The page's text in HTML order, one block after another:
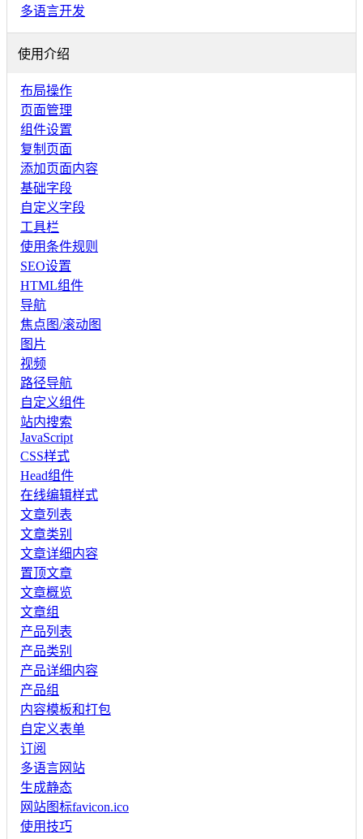
多语言开发
使用介绍
布局操作
页面管理
组件设置
复制页面
添加页面内容
基础字段
自定义字段
工具栏
使用条件规则
SEO设置
HTML组件
导航
焦点图/滚动图
图片
视频
路径导航
自定义组件
站内搜索
JavaScript
CSS样式
Head组件
在线编辑样式
文章列表
文章类别
文章详细内容
置顶文章
文章概览
文章组
产品列表
产品类别
产品详细内容
产品组
内容模板和打包
自定义表单
订阅
多语言网站
生成静态
网站图标favicon.ico
使用技巧